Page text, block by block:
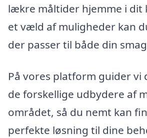
lækre måltider hjemme i dit
et væld af muligheder kan
der passer til både din
På vores platform guider vi
de forskellige udbydere af
området, så du nemt kan
perfekte løsning til dine